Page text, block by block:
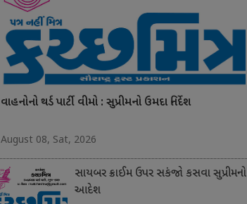
વાહનોનો થર્ડ પાર્ટી વીમો : સુપ્રીમનો ઉમદા નિર્દેશ
August 08, Sat, 2026
સાયબર ક્રાઈમ ઉપર સકંજો કસવા સુપ્રીમનો
આદેશ